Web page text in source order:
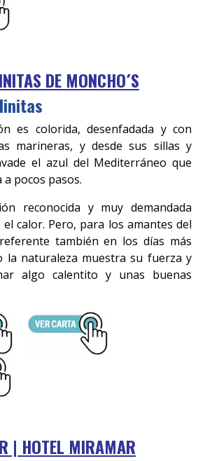
DE MONCHO´S
es colorida, desenfadada y con
marineras, y desde sus sillas y
el azul del Mediterráneo que
a pocos pasos.
reconocida y muy demandada
calor. Pero, para los amantes del
también en los días más
la naturaleza muestra su fuerza y
algo calentito y unas buenas
| HOTEL MIRAMAR